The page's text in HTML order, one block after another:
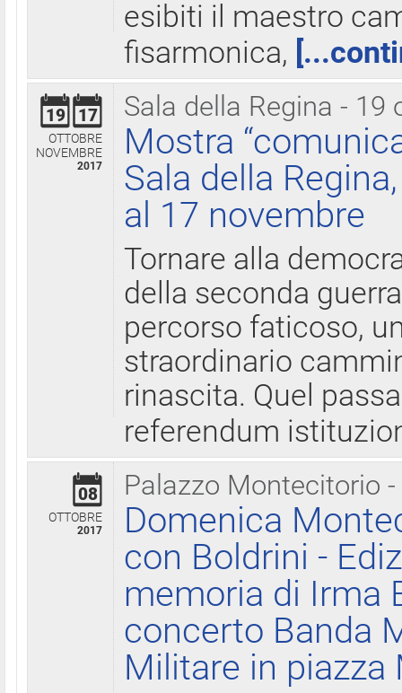
esibiti il maestro
fisarmonica,
Sala della Regina - 19
19 17
OTTOBRE
NOVEMBRE
2017
Mostra
Sala della
al 17 novembre
Tornare alla
della seconda
percorso faticoso,
straordinario
rinascita. Quel
referendum
Palazzo Montecitorio
08
OTTOBRE
2017
Domenica
con Boldrini -
memoria di Irma
concerto Banda
Militare in